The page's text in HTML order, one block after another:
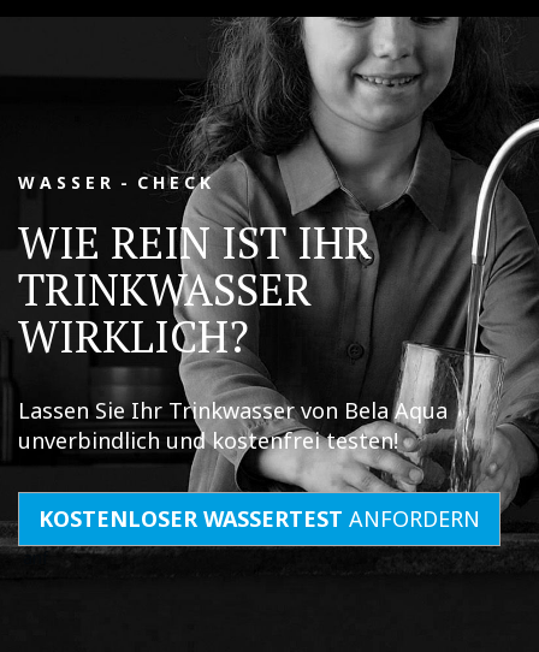
W A S S E R - C H E C K
WIE REIN IST IHR
TRINKWASSER
WIRKLICH?
Lassen Sie Ihr Trinkwasser von Bela Aqua
unverbindlich und kostenfrei testen!
KOSTENLOSER WASSERTEST ANFORDERN
anf